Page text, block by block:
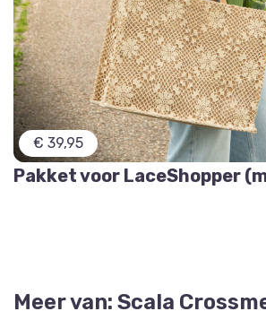
€ 39,95
Pakket voor LaceShopper
Meer van: Scala